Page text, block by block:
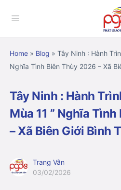
Home » Blog » Tây Ninh : Hành
Nghĩa Tình Biên Thùy 2026 – Xã
Tây Ninh : Hành
Mùa 11 ” Nghĩa
– Xã Biên Giới Bình
Trang Vân
03/02/2026